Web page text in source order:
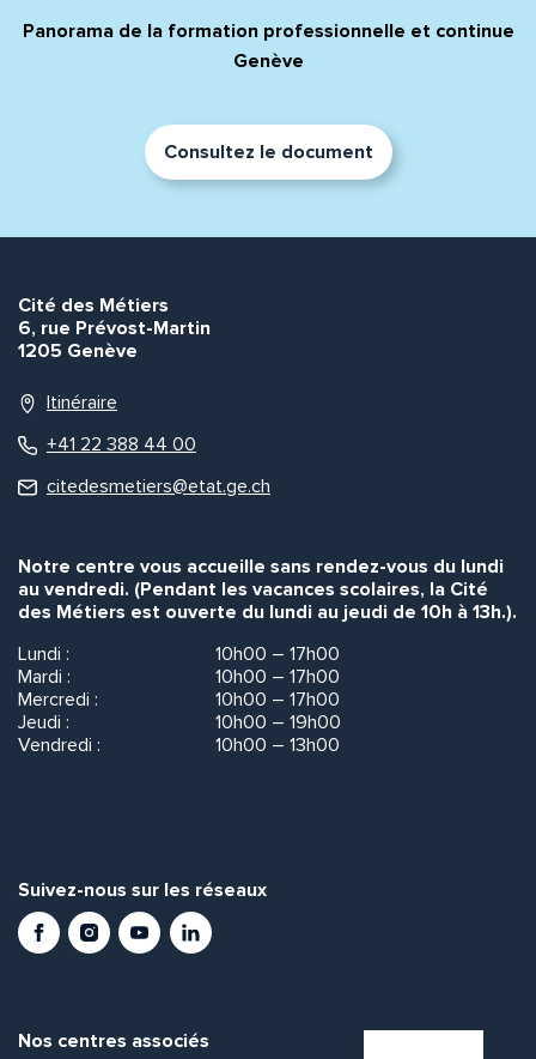
Panorama de la formation professionnelle et continue
Genève
Consultez le document
Cité des Métiers
6, rue Prévost-Martin
1205 Genève
Itinéraire
+41 22 388 44 00
citedesmetiers@etat.ge.ch
Notre centre vous accueille sans rendez-vous du lundi
au vendredi. (Pendant les vacances scolaires, la Cité
des Métiers est ouverte du lundi au jeudi de 10h à 13h.).
Lundi :
10h00 – 17h00
Mardi :
10h00 – 17h00
Mercredi :
10h00 – 17h00
Jeudi :
10h00 – 19h00
Vendredi :
10h00 – 13h00
Suivez-nous sur les réseaux
FacebookInstagramYoutubeLinkedIn
Nos centres associés